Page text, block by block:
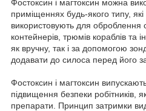
Фостоксин і магтоксин можна
приміщеннях будь-якого типу, які
використовують для оброблення
контейнерів, трюмів кораблів та
як вручну, так і за допомогою
додавати до силоса перед його
Фостоксин і магтоксин
підвищення безпеки робітників,
препарати. Принцип затримки